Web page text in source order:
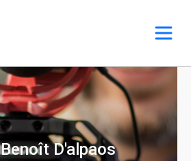
Benoît D'alpaos